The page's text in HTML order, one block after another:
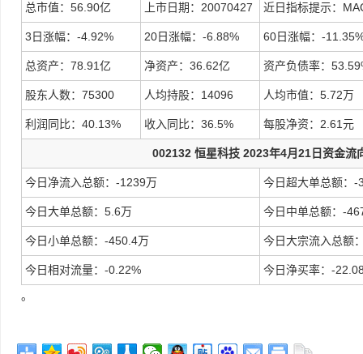
总市值：56.90亿 上市日期：20070427 近日指标提示：
3日涨幅：-4.92% 20日涨幅：-6.88% 60日涨幅：-
总资产：78.91亿 净资产：36.62亿 资产负债率：
股东人数：75300 人均持股：14096 人均市值：5.72万
利润同比：40.13% 收入同比：36.5% 每股净资：2.61元
002132 恒星科技 2023年4月21日资金流
今日净流入总额：-1239万 今日超大单总额：-
今日大单总额：5.6万 今日中单总额：-
今日小单总额：-450.4万 今日大宗流入总额
今日相对流量：-0.22%
今日浄买率：-
。